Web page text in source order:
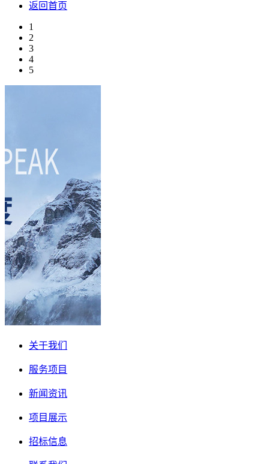
返回首页
1
2
3
4
5
关于我们
服务项目
新闻资讯
项目展示
招标信息